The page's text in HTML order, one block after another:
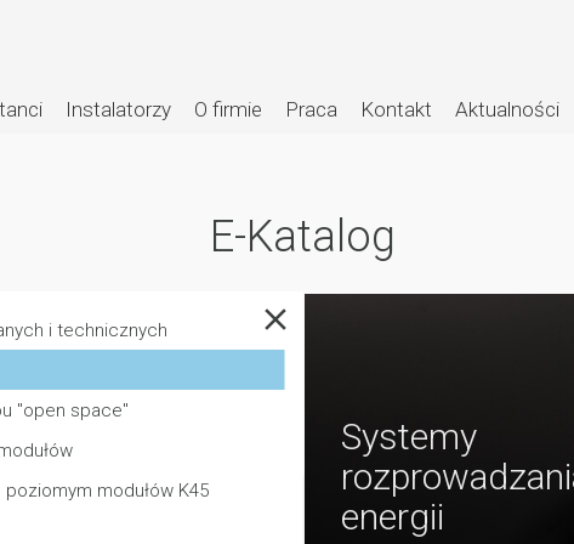
Instalatorzy O firmie Praca Kontakt Aktualności
E-Katalog
Systemy
energii
i technicznych
"open space"
modułów K45